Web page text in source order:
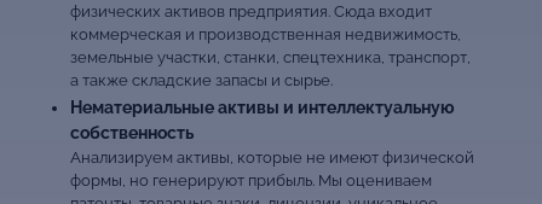
физических активов предприятия. Сюда входит
коммерческая и производственная недвижимость,
земельные участки, станки, спецтехника, транспорт,
а также складские запасы и сырье.
Нематериальные активы и интеллектуальную
собственность
Анализируем активы, которые не имеют физической
формы, но генерируют прибыль. Мы оцениваем